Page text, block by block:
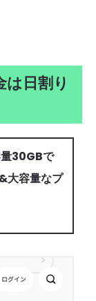
日割り
30GBで
大容量なプ